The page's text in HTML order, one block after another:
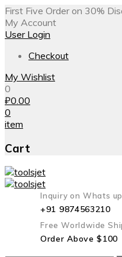
First Five Order on 30%
My Account
User Login
Checkout
My Wishlist
0
₽0.00
0
item
Cart
Inquiry on Whats up
+91 9874563210
Free Worldwide
Order Above $100